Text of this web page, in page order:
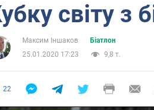
світу з
Максим Іншаков
Біатлон
25.01.2020 17:23
9,8 т.
22